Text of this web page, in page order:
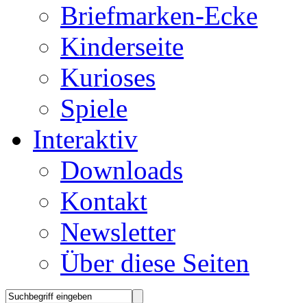
Briefmarken-Ecke
Kinderseite
Kurioses
Spiele
Interaktiv
Downloads
Kontakt
Newsletter
Über diese Seiten